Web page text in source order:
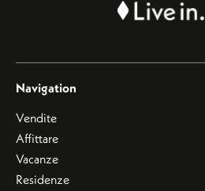
Navigation
Vendite
Affittare
Vacanze
Residenze